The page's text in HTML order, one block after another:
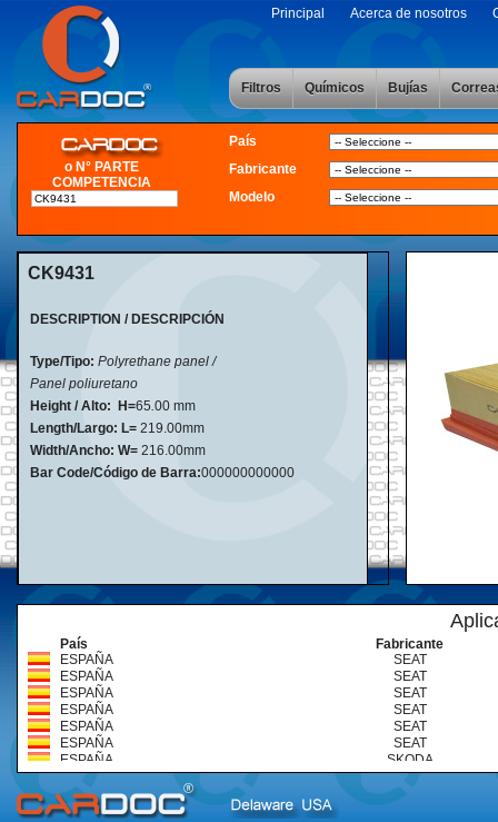
Principal Acerca de nosotros
Filtros Químicos Bujías
o N° PARTE
COMPETENCIA
País
Fabricante
Modelo
CK9431
DESCRIPTION / DESCRIPCIÓN
Type/Tipo: Polyrethane panel /
Panel poliuretano
Height / Alto:
H=65.00 mm
Length/Largo: L= 219.00mm
Width/Ancho: W= 216.00mm
Bar Code/Código de Barra:000000000000
País
Fabricante
ESPAÑA
SEAT
ESPAÑA
SEAT
ESPAÑA
SEAT
ESPAÑA
SEAT
ESPAÑA
SEAT
ESPAÑA
SEAT
ESPAÑA
SKODA
ESPAÑA
SKODA
ESPAÑA
SKODA
ESPAÑA